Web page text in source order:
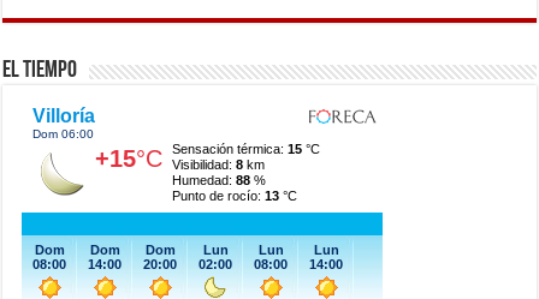
El Tiempo